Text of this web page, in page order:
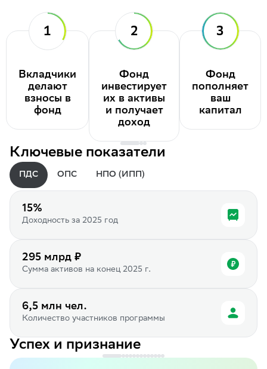
1
Вкладчики
делают
взносы в
фонд
2
Фонд
инвестирует
их в активы
и получает
доход
3
Фонд
пополняет
ваш
капитал
Ключевые показатели
ПДС ОПС НПО (ИПП)
15%
Доходность за 2025 год
295 млрд ₽
Сумма активов на конец 2025 г.
6,5 млн чел.
Количество участников программы
Успех и признание